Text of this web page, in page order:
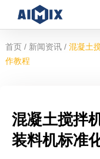
首页 / 新闻资讯 / 混凝土
作教程
混凝土搅拌
装料机标准